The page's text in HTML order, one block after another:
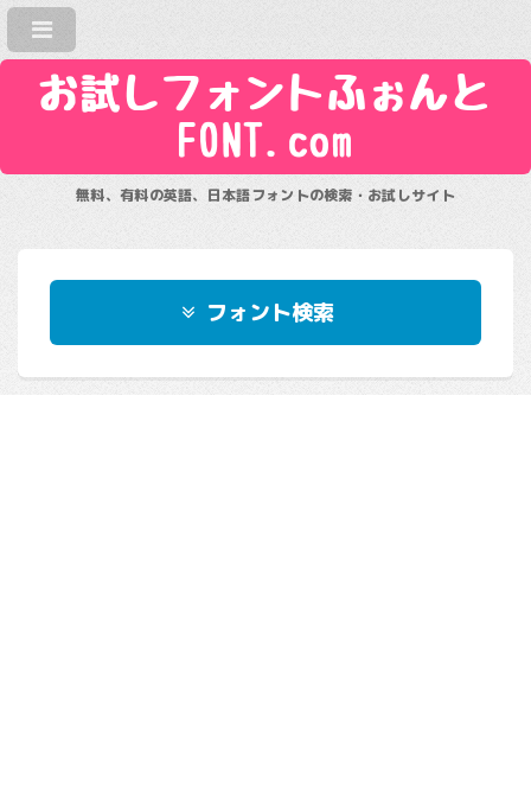
お試しフォントふぉんと
FONT.com
無料、有料の英語、日本語フォントの検索・お試しサイト
フォント検索